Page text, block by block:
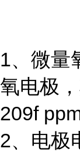
1、微量
氧电极
209f
2、电极